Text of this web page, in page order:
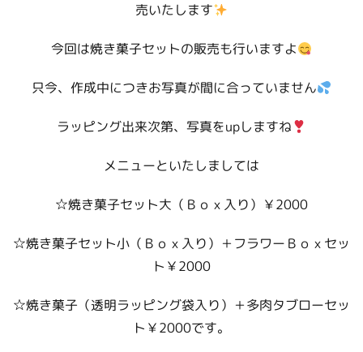
売いたします
今回は焼き菓子セットの販売も行いますよ
只今、作成中につきお写真が間に合っていません
ラッピング出来次第、写真をupしますね
メニューといたしましては
☆焼き菓子セット大（Ｂｏｘ入り）￥2000
☆焼き菓子セット小（Ｂｏｘ入り）＋フラワーＢｏｘセッ
ト￥2000
☆焼き菓子（透明ラッピング袋入り）＋多肉タブローセッ
ト￥2000です。